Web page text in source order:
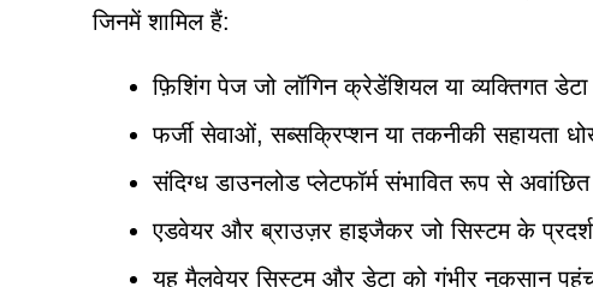
जिनमें शामिल हैं:
फ़िशिंग पेज जो लॉगिन क्रेडेंशियल या व्यक्तिगत डेटा
फर्जी सेवाओं, सब्सक्रिप्शन या तकनीकी सहायता
संदिग्ध डाउनलोड प्लेटफॉर्म संभावित रूप से अवांछित
एडवेयर और ब्राउज़र हाइजैकर जो सिस्टम के
यह मैलवेयर सिस्टम और डेटा को गंभीर नुकसान